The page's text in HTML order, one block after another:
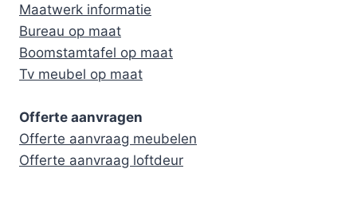
Maatwerk informatie
Bureau op maat
Boomstamtafel op maat
Tv meubel op maat
Offerte aanvragen
Offerte aanvraag meubelen
Offerte aanvraag loftdeur